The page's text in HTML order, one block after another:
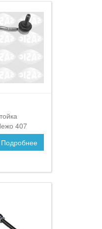
407
Подробнее